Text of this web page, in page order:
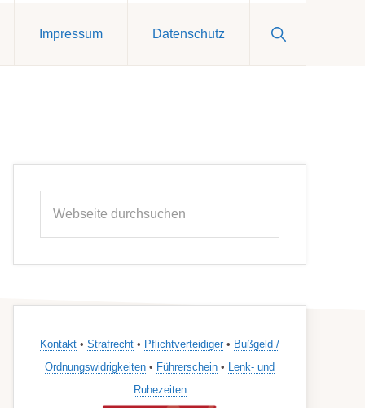
Impressum Datenschutz
Show
Search
Kontakt • Strafrecht • Pflichtverteidiger • Bußgeld /
Ordnungswidrigkeiten • Führerschein • Lenk- und
Ruhezeiten